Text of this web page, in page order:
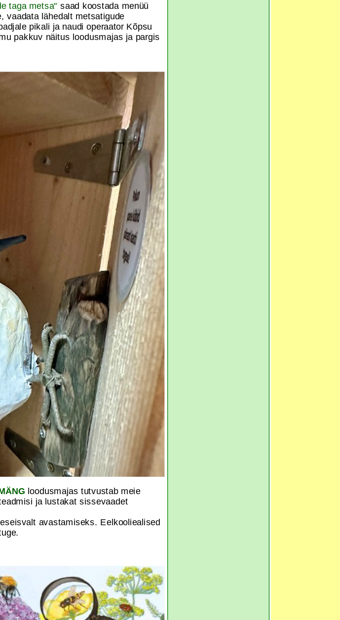
taga metsa" saad koostada menüü
vaadata lähedalt metsatigude
pikali ja naudi operaator Kõpsu
pakkuv näitus loodusmajas ja pargis
loodusmajas tutvustab meie
ja lustakat sissevaadet
avastamiseks. Eelkooliealised